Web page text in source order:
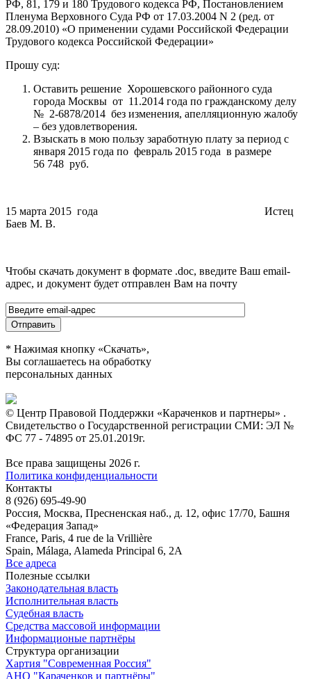
РФ, 81, 179 и 180 Трудового кодекса РФ, Постановлением
Пленума Верховного Суда РФ от 17.03.2004 N 2 (ред. от
28.09.2010) «О применении судами Российской Федерации
Трудового кодекса Российской Федерации»
Прошу суд:
Оставить решение Хорошевского районного суда
города Москвы от 11.2014 года по гражданскому делу
№ 2-6878/2014 без изменения, апелляционную жалобу
– без удовлетворения.
Взыскать в мою пользу заработную плату за период с
января 2015 года по февраль 2015 года в размере
56 748 руб.
15 марта 2015 года Истец
Баев М. В.
Чтобы скачать документ в формате .doc, введите Ваш email-
адрес, и документ будет отправлен Вам на почту
* Нажимая кнопку «Скачать»,
Вы соглашаетесь на обработку
персональных данных
© Центр Правовой Поддержки «Караченков и партнеры» .
Свидетельство о Государственной регистрации СМИ: ЭЛ №
ФС 77 - 74895 от 25.01.2019г.
Все права защищены 2026 г.
Политика конфиденциальности
Контакты
8 (926) 695-49-90
Россия, Москва, Пресненская наб., д. 12, офис 17/70, Башня
«Федерация Запад»
France, Paris, 4 rue de la Vrillière
Spain, Málaga, Alameda Principal 6, 2A
Все адреса
Полезные ссылки
Законодательная власть
Исполнительная власть
Судебная власть
Средства массовой информации
Информационые партнёры
Структура организации
Хартия "Современная Россия"
АНО "Караченков и партнёры"